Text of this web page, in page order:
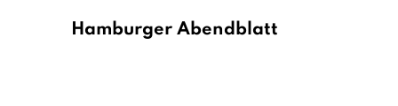
Hamburger Abendblatt